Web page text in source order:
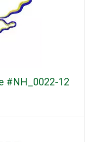
#NH_0022-12